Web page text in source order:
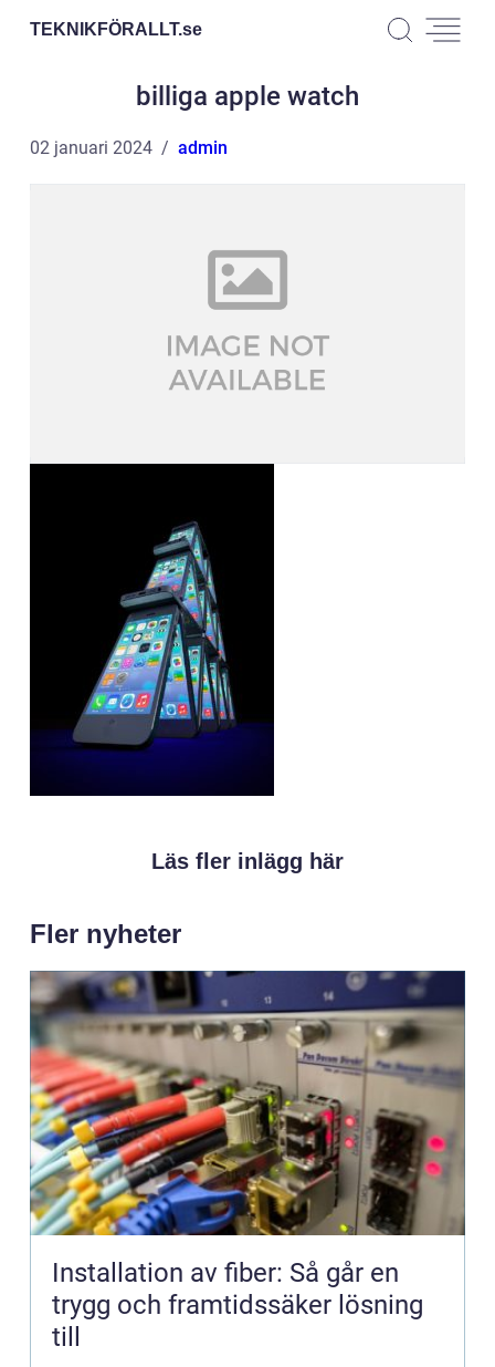
TEKNIKFÖRALLT.se
billiga apple watch
02 januari 2024 admin
Läs fler inlägg här
Fler nyheter
Installation av fiber: Så går en
trygg och framtidssäker lösning
till